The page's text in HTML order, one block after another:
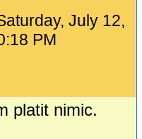
July 12,
PM
platit nimic.